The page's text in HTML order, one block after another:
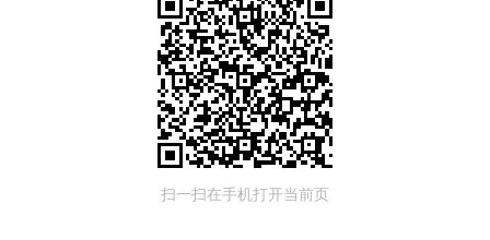
扫一扫在手机打开当前页